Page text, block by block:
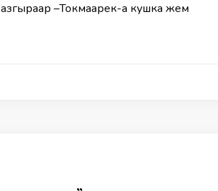
–Токмаарек-а кушка жем